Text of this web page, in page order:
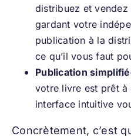
distribuez et
gardant votre
publication à la
ce qu’il vous faut
Publication
votre livre est prêt à
interface intuitive
Concrètement, c’est